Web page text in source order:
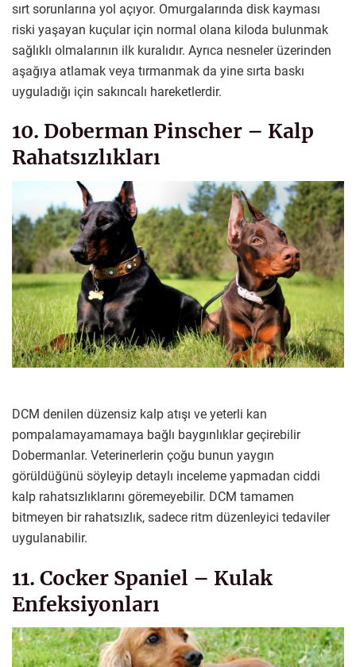
sırt sorunlarına yol açıyor. Omurgalarında disk kayması
riski yaşayan kuçular için normal olana kiloda bulunmak
sağlıklı olmalarının ilk kuralıdır. Ayrıca nesneler üzerinden
aşağıya atlamak veya tırmanmak da yine sırta baskı
uyguladığı için sakıncalı hareketlerdir.
10. Doberman Pinscher – Kalp
Rahatsızlıkları
DCM denilen düzensiz kalp atışı ve yeterli kan
pompalamayamamaya bağlı baygınlıklar geçirebilir
Dobermanlar. Veterinerlerin çoğu bunun yaygın
görüldüğünü söyleyip detaylı inceleme yapmadan ciddi
kalp rahatsızlıklarını göremeyebilir. DCM tamamen
bitmeyen bir rahatsızlık, sadece ritm düzenleyici tedaviler
uygulanabilir.
11. Cocker Spaniel – Kulak
Enfeksiyonları